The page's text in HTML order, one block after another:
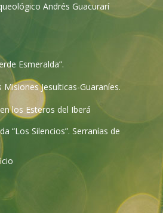
Andrés Guacurarí
Esmeralda”.
Jesuíticas-Guaraníes.
los Esteros del Iberá
“Los Silencios”. Serranías de